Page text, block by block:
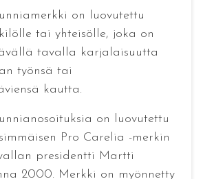
on luovutettu
tai yhteisölle, joka on
tavalla karjalaisuutta
työnsä tai
kautta.
on luovutettu
Pro Carelia -merkin
presidentti Martti
2000. Merkki on myönnetty